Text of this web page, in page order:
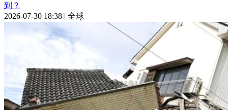
到？
2026-07-30 18:38 | 全球